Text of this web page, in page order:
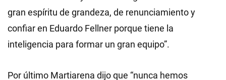
gran espíritu de grandeza, de renunciamiento y
confiar en Eduardo Fellner porque tiene la
inteligencia para formar un gran equipo”.
Por último Martiarena dijo que “nunca hemos